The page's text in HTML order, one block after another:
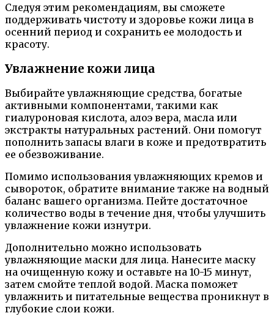
Следуя этим рекомендациям, вы сможете
поддерживать чистоту и здоровье кожи лица в
осенний период и сохранить ее молодость и
красоту.
Увлажнение кожи лица
Выбирайте увлажняющие средства, богатые
активными компонентами, такими как
гиалуроновая кислота, алоэ вера, масла или
экстракты натуральных растений. Они помогут
пополнить запасы влаги в коже и предотвратить
ее обезвоживание.
Помимо использования увлажняющих кремов и
сывороток, обратите внимание также на водный
баланс вашего организма. Пейте достаточное
количество воды в течение дня, чтобы улучшить
увлажнение кожи изнутри.
Дополнительно можно использовать
увлажняющие маски для лица. Нанесите маску
на очищенную кожу и оставьте на 10-15 минут,
затем смойте теплой водой. Маска поможет
увлажнить и питательные вещества проникнут в
глубокие слои кожи.